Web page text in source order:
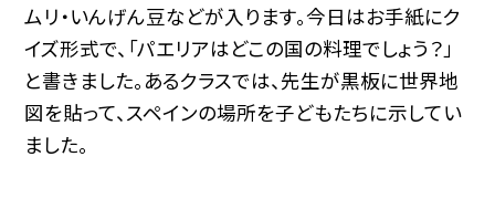
ムリ・いんげん豆などが入ります。今日はお手紙にク
イズ形式で、「パエリアはどこの国の料理でしょう？」
と書きました。あるクラスでは、先生が黒板に世界地
図を貼って、スペインの場所を子どもたちに示してい
ました。